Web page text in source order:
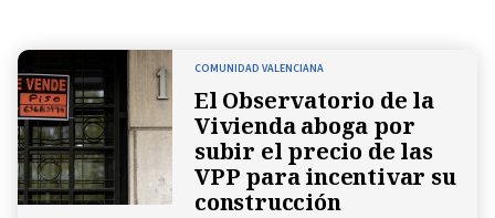
COMUNIDAD VALENCIANA
El Observatorio de la
Vivienda aboga por
subir el precio de las
VPP para incentivar su
construcción